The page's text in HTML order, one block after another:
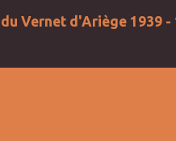
Vernet d'Ariège 1939 -